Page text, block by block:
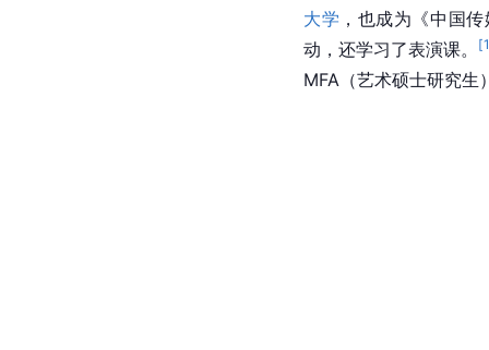
大学 ，也成为《中国
动，还学习了表演课。
[
MFA（艺术硕士研究生